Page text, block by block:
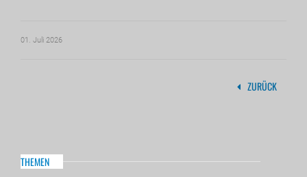
01. Juli 2026
ZURÜCK
THEMEN